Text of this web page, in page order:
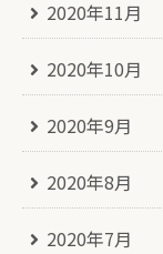
2020年11月
2020年10月
2020年9月
2020年8月
2020年7月